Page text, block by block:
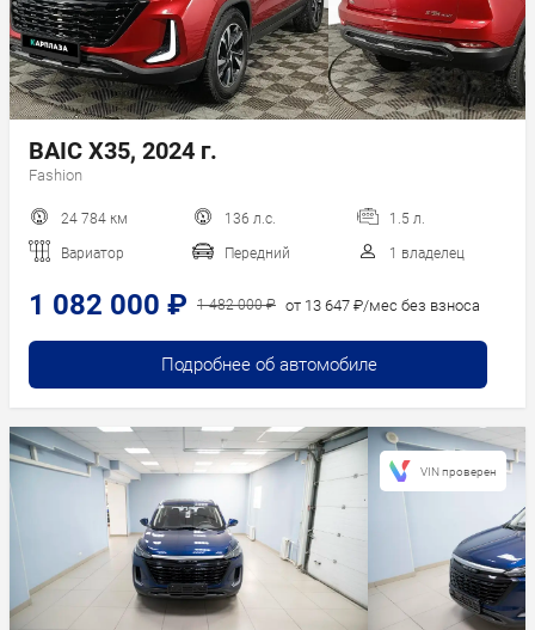
BAIC X35, 2024 г.
Fashion
24 784 км 136 л.с. 1.5 л.
Вариатор Передний 1 владелец
1 082 000 ₽ 1 482 000 ₽ от 13 647 ₽/мес без взноса
Подробнее об автомобиле
VIN проверен